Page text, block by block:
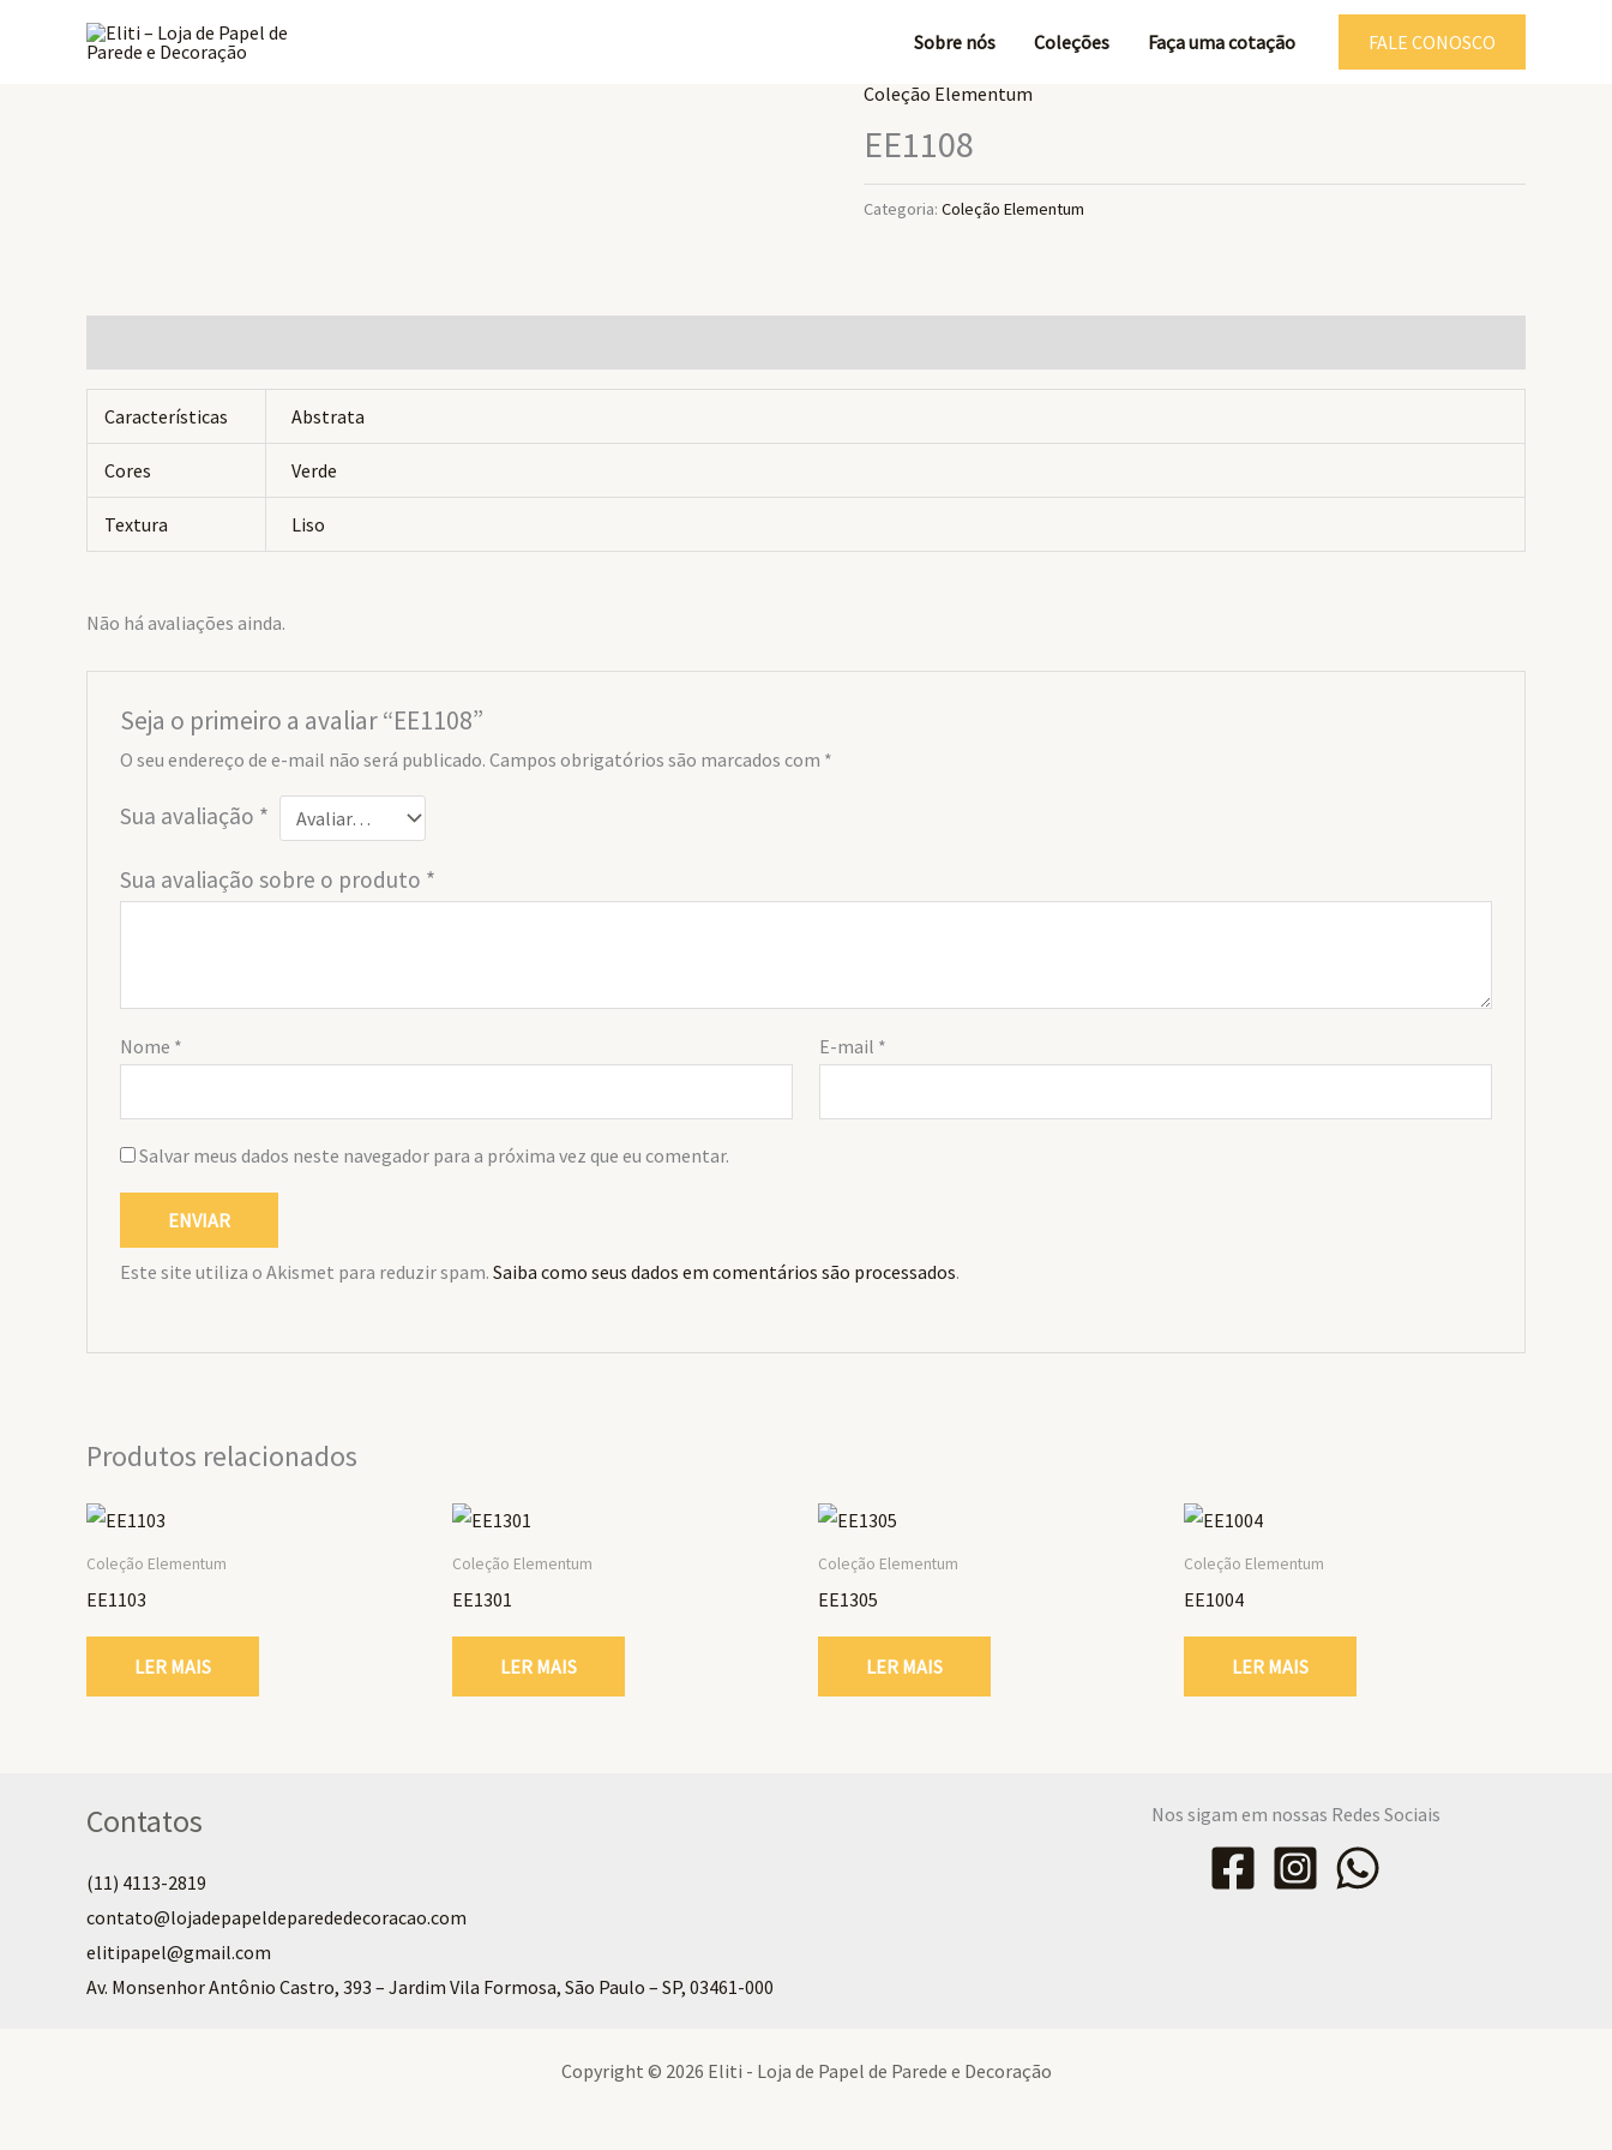
Sobre nós Coleções Faça uma cotação FALE CONOSCO
Coleção Elementum
EE1108
Categoria: Coleção Elementum
Características Abstrata
Cores Verde
Textura Liso
Não há avaliações ainda.
Seja o primeiro a avaliar “EE1108”
O seu endereço de e-mail não será publicado. Campos obrigatórios são marcados com *
Sua avaliação *
Sua avaliação sobre o produto *
Nome * E-mail *
Salvar meus dados neste navegador para a próxima vez que eu comentar.
Este site utiliza o Akismet para reduzir spam. Saiba como seus dados em comentários são processados.
Produtos relacionados
Coleção Elementum
EE1103
LER MAIS
Coleção Elementum
EE1301
LER MAIS
Coleção Elementum
EE1305
LER MAIS
Coleção Elementum
EE1004
LER MAIS
Contatos
(11) 4113-2819
contato@lojadepapeldeparededecoracao.com
elitipapel@gmail.com​
Av. Monsenhor Antônio Castro, 393 – Jardim Vila Formosa, São Paulo – SP, 03461-000
Nos sigam em nossas Redes Sociais
Copyright © 2026 Eliti - Loja de Papel de Parede e Decoração